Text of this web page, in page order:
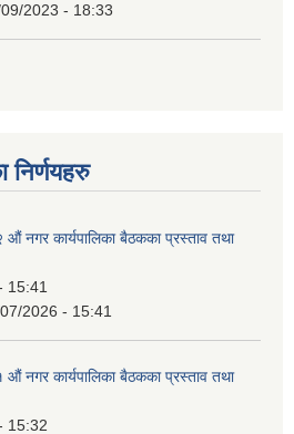
2023 - 18:33
निर्णयहरु
नगर कार्यपालिका बैठकका प्रस्ताव तथा
15:41
2026 - 15:41
नगर कार्यपालिका बैठकका प्रस्ताव तथा
15:32